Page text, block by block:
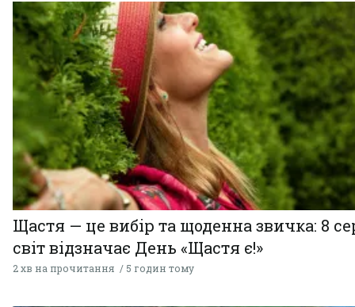
Щастя — це вибір та щоденна звичка: 8
світ відзначає День «Щастя є!»
2 хв на прочитання 5 годин тому